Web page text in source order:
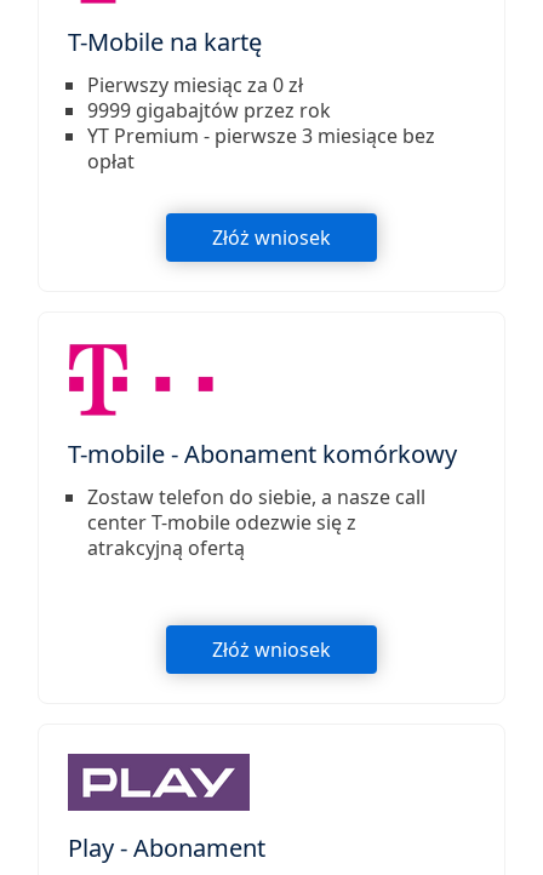
T-Mobile na kartę
Pierwszy miesiąc za 0 zł
9999 gigabajtów przez rok
YT Premium - pierwsze 3 miesiące bez
opłat
Złóż wniosek
T-mobile - Abonament komórkowy
Zostaw telefon do siebie, a nasze call
center T-mobile odezwie się z
atrakcyjną ofertą
Złóż wniosek
Play - Abonament